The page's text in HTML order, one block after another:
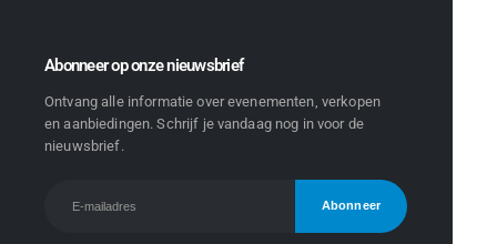
Abonneer op onze nieuwsbrief
Ontvang alle informatie over evenementen, verkopen
en aanbiedingen. Schrijf je vandaag nog in voor de
nieuwsbrief.